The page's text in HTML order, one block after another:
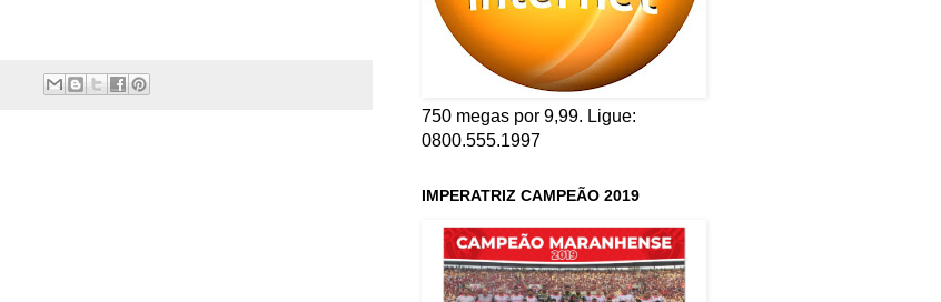
750 megas por 9,99. Ligue:
0800.555.1997
IMPERATRIZ CAMPEÃO 2019